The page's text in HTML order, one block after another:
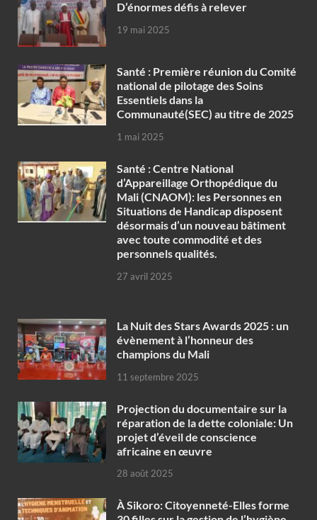
D’énormes défis à relever
19 mai 2025
Santé : Première réunion du Comité
national de pilotage des Soins
Essentiels dans la
Communauté(SEC) au titre de 2025
1 mai 2025
Santé : Centre National
d’Appareillage Orthopédique du
Mali (CNAOM): les Personnes en
Situations de Handicap disposent
désormais d’un nouveau bâtiment
avec toute commodité et des
personnels qualités.
27 avril 2025
‎La Nuit des Stars Awards 2025 : un
évènement à l’honneur des
champions du Mali
11 septembre 2025
Projection du documentaire sur la
réparation de la dette coloniale: Un
projet d’éveil de conscience
africaine en œuvre‎
28 août 2025
À Sikoro: Citoyenneté-Elles forme